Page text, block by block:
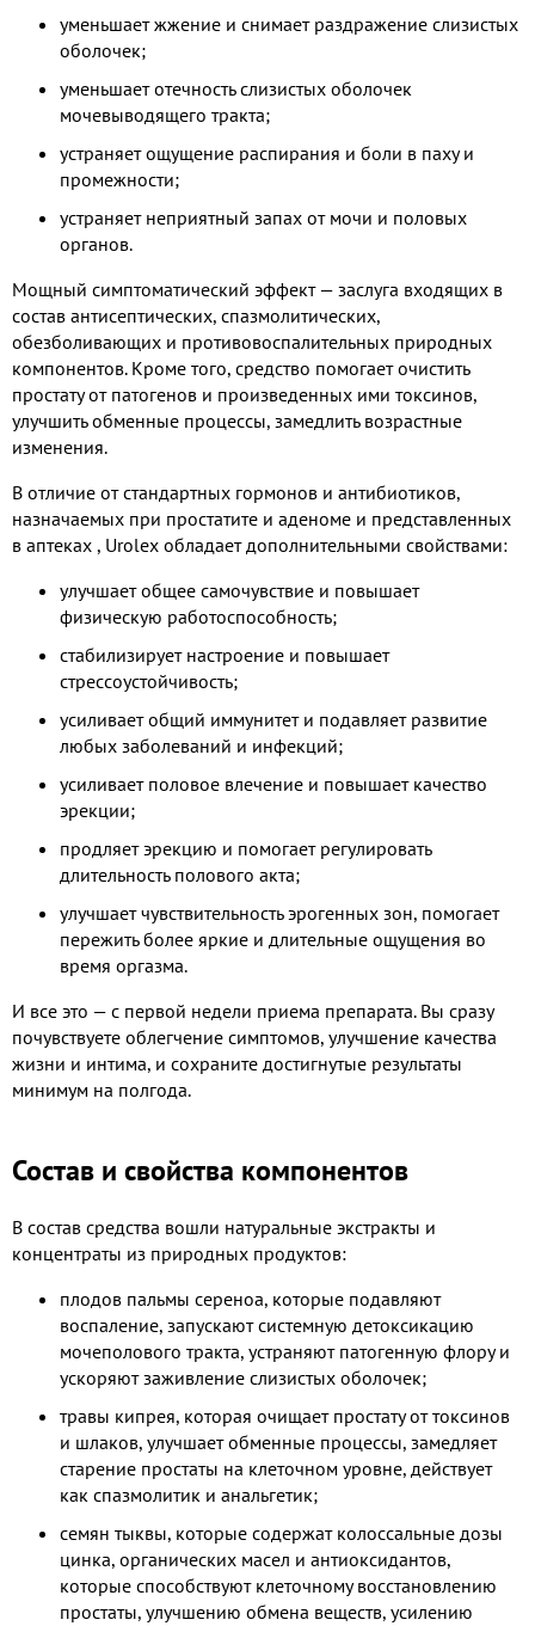
уменьшает жжение и снимает раздражение слизистых
оболочек;
уменьшает отечность слизистых оболочек
мочевыводящего тракта;
устраняет ощущение распирания и боли в паху и
промежности;
устраняет неприятный запах от мочи и половых
органов.
Мощный симптоматический эффект — заслуга входящих в
состав антисептических, спазмолитических,
обезболивающих и противовоспалительных природных
компонентов. Кроме того, средство помогает очистить
простату от патогенов и произведенных ими токсинов,
улучшить обменные процессы, замедлить возрастные
изменения.
В отличие от стандартных гормонов и антибиотиков,
назначаемых при простатите и аденоме и представленных
в аптеках ​, Urolex обладает дополнительными свойствами:
улучшает общее самочувствие и повышает
физическую работоспособность;
стабилизирует настроение и повышает
стрессоустойчивость;
усиливает общий иммунитет и подавляет развитие
любых заболеваний и инфекций;
усиливает половое влечение и повышает качество
эрекции;
продляет эрекцию и помогает регулировать
длительность полового акта;
улучшает чувствительность эрогенных зон, помогает
пережить более яркие и длительные ощущения во
время оргазма.
И все это — с первой недели приема препарата. Вы сразу
почувствуете облегчение симптомов, улучшение качества
жизни и интима, и сохраните достигнутые результаты
минимум на полгода.
Состав и свойства компонентов
В состав средства вошли натуральные экстракты и
концентраты из природных продуктов:
плодов пальмы сереноа, которые подавляют
воспаление, запускают системную детоксикацию
мочеполового тракта, устраняют патогенную флору и
ускоряют заживление слизистых оболочек;
травы кипрея, которая очищает простату от токсинов
и шлаков, улучшает обменные процессы, замедляет
старение простаты на клеточном уровне, действует
как спазмолитик и анальгетик;
семян тыквы, которые содержат колоссальные дозы
цинка, органических масел и антиоксидантов,
которые способствуют клеточному восстановлению
простаты, улучшению обмена веществ, усилению